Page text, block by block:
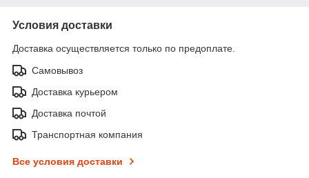
Условия доставки
Доставка осуществляется только по предоплате.
Самовывоз
Доставка курьером
Доставка почтой
Транспортная компания
Все условия доставки